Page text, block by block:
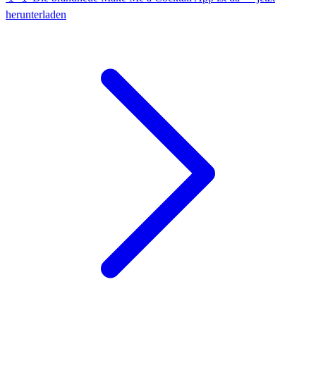
herunterladen